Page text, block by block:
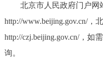
北京市人民政府门户网
http://www.beijing.gov.cn/，
http://czj.beijing.gov.cn/，如
询。